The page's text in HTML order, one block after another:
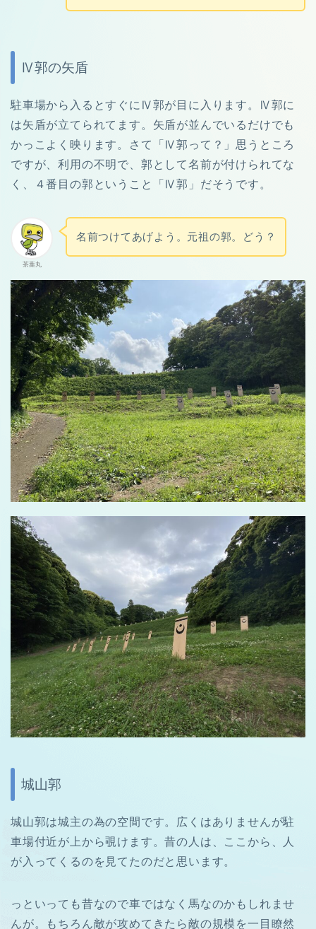
Ⅳ郭の矢盾
駐車場から入るとすぐにⅣ郭が目に入ります。Ⅳ郭に
は矢盾が立てられてます。矢盾が並んでいるだけでも
かっこよく映ります。さて「 Ⅳ郭って？ 」思うところ
ですが、利用の不明で、郭として名前が付けられてな
く、４番目の郭ということ「Ⅳ郭」だそうです。
茶葉丸
名前つけてあげよう。元祖の郭。どう？
城山郭
城山郭は城主の為の空間です。広くはありませんが駐
車場付近が上から覗けます。昔の人は、ここから、人
が入ってくるのを見てたのだと思います。
っといっても昔なので車ではなく馬なのかもしれませ
んが。もちろん敵が攻めてきたら敵の規模を一目瞭然